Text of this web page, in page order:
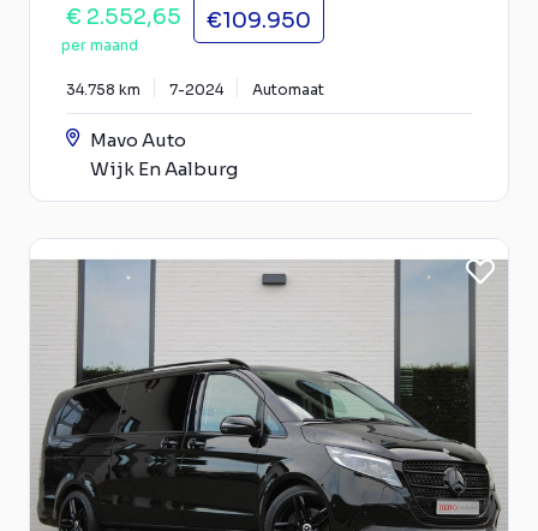
€ 2.552,65
per maand
€109.950
34.758 km 7-2024 Automaat
Mavo Auto
Wijk En Aalburg